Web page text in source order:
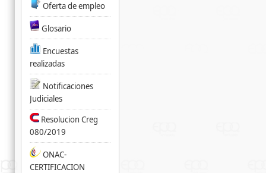
Oferta de empleo
Glosario
Encuestas
realizadas
Notificaciones
Judiciales
Resolucion Creg
080/2019
ONAC-
CERTIFICACION